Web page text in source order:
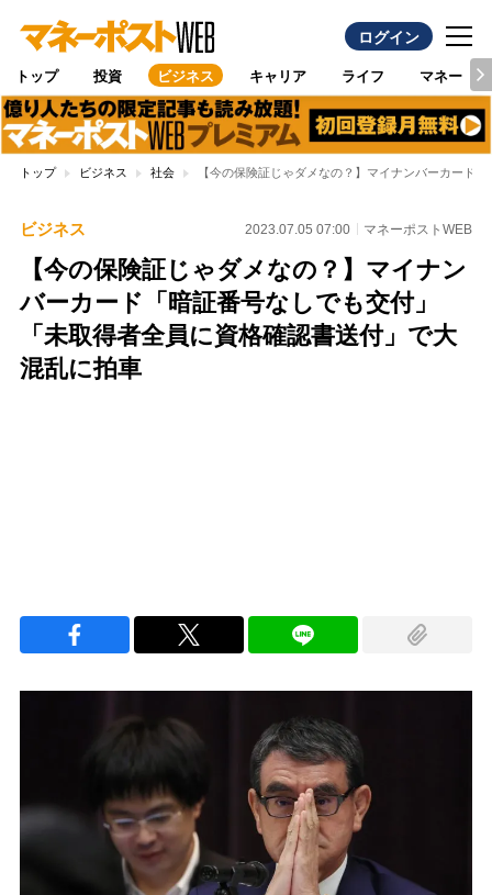
ログイン
トップ 投資 ビジネス キャリア ライフ マネー
トップ ビジネス 社会 【今の保険証じゃダメなの？】マイナンバーカード
ビジネス 2023.07.05 07:00 マネーポストWEB
【今の保険証じゃダメなの？】マイナン
バーカード「暗証番号なしでも交付」
「未取得者全員に資格確認書送付」で大
混乱に拍車